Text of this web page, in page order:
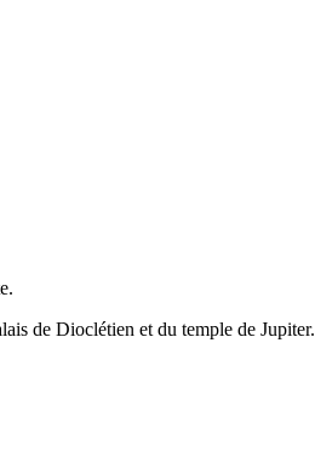
de Dioclétien et du temple de Jupiter.